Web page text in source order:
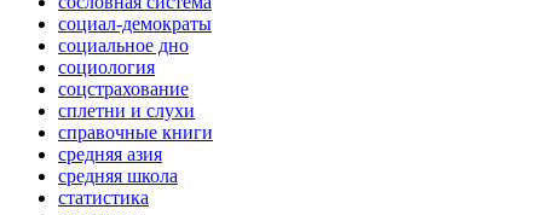
социал-демократы
социальное дно
социология
соцстрахование
сплетни и слухи
справочные книги
средняя азия
средняя школа
статистика